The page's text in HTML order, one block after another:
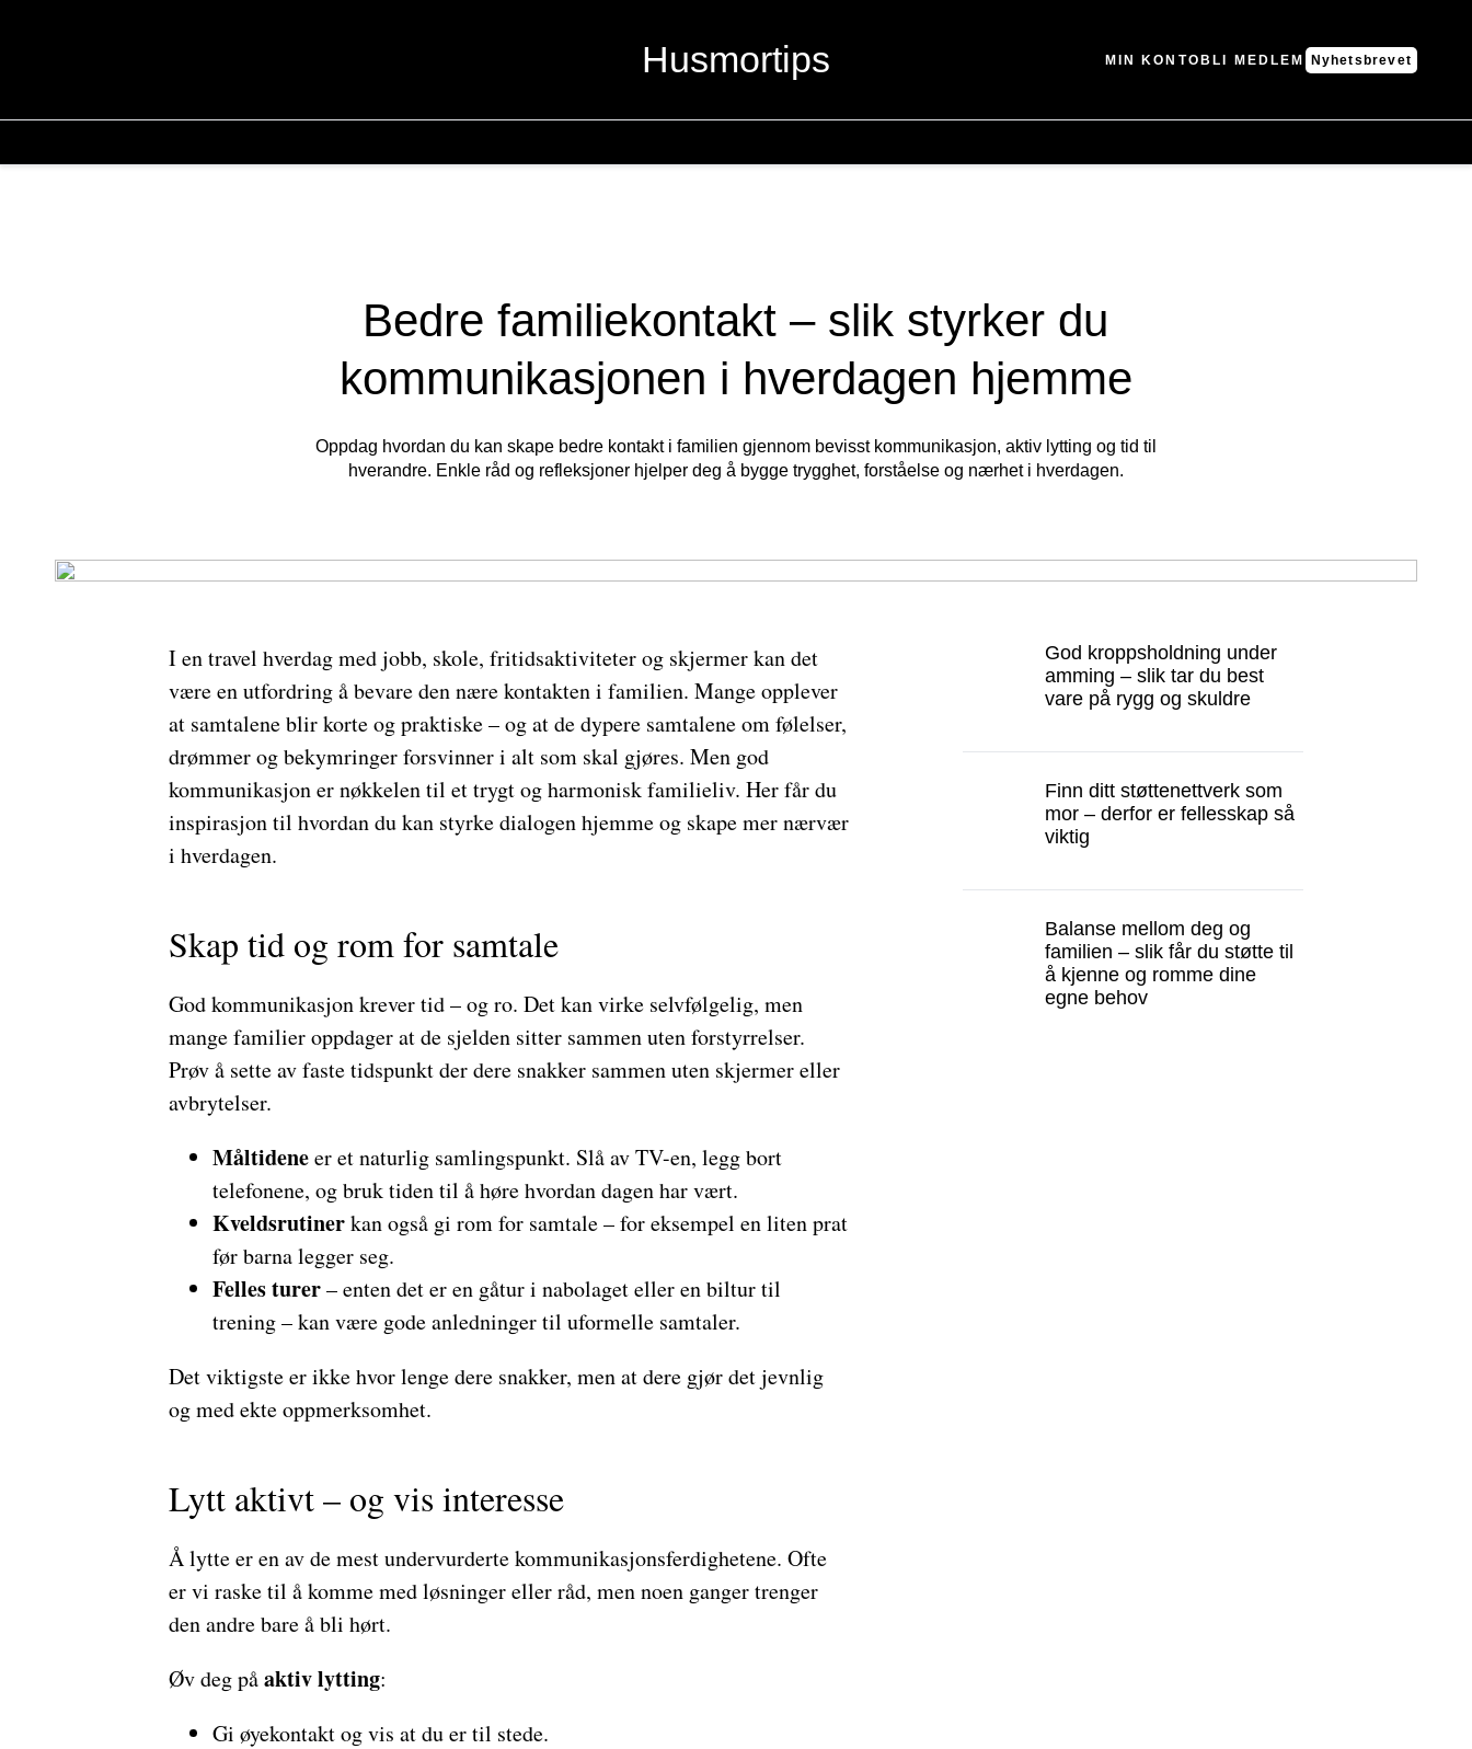
Husmortips MIN KONTOBLI MEDLEM Nyhetsbrevet
Bedre familiekontakt – slik styrker du
kommunikasjonen i hverdagen hjemme
Oppdag hvordan du kan skape bedre kontakt i familien gjennom bevisst kommunikasjon, aktiv lytting og tid til
hverandre. Enkle råd og refleksjoner hjelper deg å bygge trygghet, forståelse og nærhet i hverdagen.
I en travel hverdag med jobb, skole, fritidsaktiviteter og skjermer kan det
være en utfordring å bevare den nære kontakten i familien. Mange opplever
at samtalene blir korte og praktiske – og at de dypere samtalene om følelser,
drømmer og bekymringer forsvinner i alt som skal gjøres. Men god
kommunikasjon er nøkkelen til et trygt og harmonisk familieliv. Her får du
inspirasjon til hvordan du kan styrke dialogen hjemme og skape mer nærvær
i hverdagen.
Skap tid og rom for samtale
God kommunikasjon krever tid – og ro. Det kan virke selvfølgelig, men
mange familier oppdager at de sjelden sitter sammen uten forstyrrelser.
Prøv å sette av faste tidspunkt der dere snakker sammen uten skjermer eller
avbrytelser.
Måltideneer et naturlig samlingspunkt. Slå av TV-en, legg bort
telefonene, og bruk tiden til å høre hvordan dagen har vært.
Kveldsrutinerkan også gi rom for samtale – for eksempel en liten prat
før barna legger seg.
Felles turer– enten det er en gåtur i nabolaget eller en biltur til
trening – kan være gode anledninger til uformelle samtaler.
Det viktigste er ikke hvor lenge dere snakker, men at dere gjør det jevnlig
og med ekte oppmerksomhet.
Lytt aktivt – og vis interesse
Å lytte er en av de mest undervurderte kommunikasjonsferdighetene. Ofte
er vi raske til å komme med løsninger eller råd, men noen ganger trenger
den andre bare å bli hørt.
Øv deg påaktiv lytting:
Gi øyekontakt og vis at du er til stede.
God kroppsholdning under
amming – slik tar du best
vare på rygg og skuldre
Finn ditt støttenettverk som
mor – derfor er fellesskap så
viktig
Balanse mellom deg og
familien – slik får du støtte til
å kjenne og romme dine
egne behov